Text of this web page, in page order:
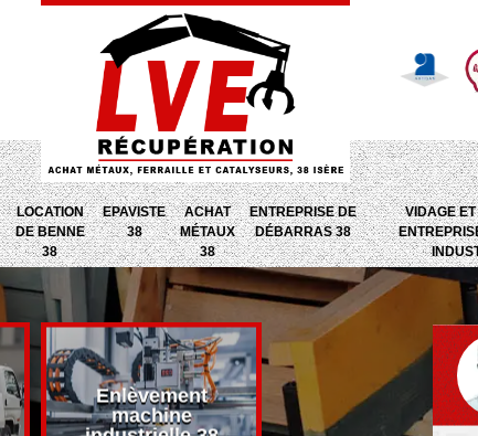
LOCATION
DE BENNE
38
EPAVISTE
38
ACHAT
MÉTAUX
38
ENTREPRISE DE
DÉBARRAS 38
VIDAGE
Enlèvement
machine
Entreprise de
débarras 38